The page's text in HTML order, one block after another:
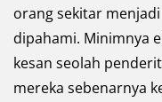
orang sekitar
dipahami. Minimnya
kesan seolah
mereka sebenarnya